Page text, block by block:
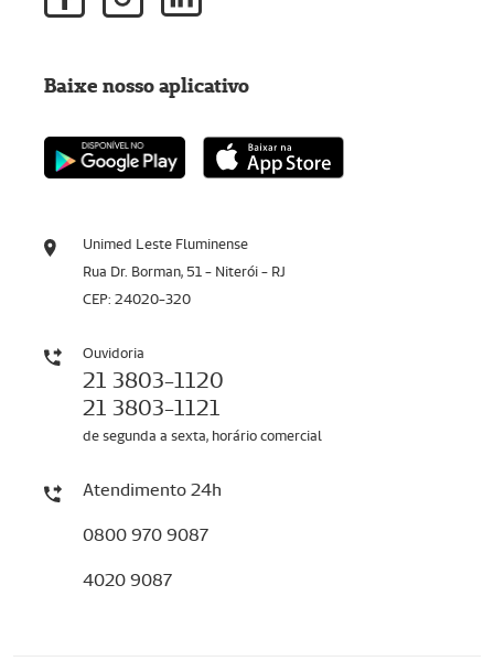
Unimed Leste Fluminense
Rua Dr. Borman, 51 - Niterói - RJ
CEP: 24020-320
Ouvidoria
21 3803-1120
21 3803-1121
de segunda a sexta, horário comercial
Atendimento 24h
0800 970 9087
4020 9087
Baixe nosso aplicativo